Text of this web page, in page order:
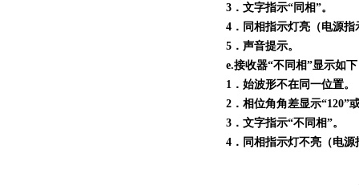
3．文字指示“同相”。
4．同相指示灯亮（电源
5．声音提示。
e.接收器“不同相”显示如
1．始波形不在同一位置。
2．相位角角差显示“120”
3．文字指示“不同相”。
4．同相指示灯不亮（电